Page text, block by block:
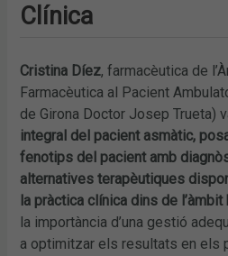
Clínica
Cristina Díez, farmacèutica de
Farmacèutica al Pacient
de Girona Doctor Josep Trueta)
integral del pacient asmàtic,
fenotips del pacient amb
alternatives terapèutiques
la pràctica clínica dins de
la importància d’una gestió
a optimitzar els resultats en els